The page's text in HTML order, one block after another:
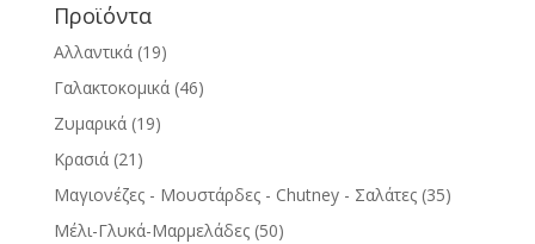
Προϊόντα
Αλλαντικά (19)
Γαλακτοκομικά (46)
Ζυμαρικά (19)
Κρασιά (21)
Μαγιονέζες - Μουστάρδες - Chutney - Σαλάτες (35)
Μέλι-Γλυκά-Μαρμελάδες (50)